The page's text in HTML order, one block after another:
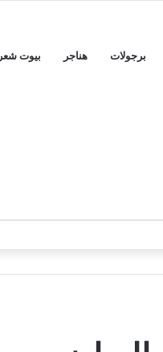
برجولات هناجر بيوت شعر